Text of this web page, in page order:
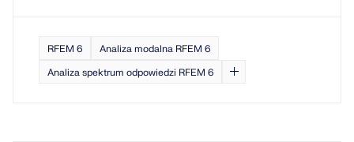
RFEM 6
Analiza modalna RFEM 6
Analiza spektrum odpowiedzi RFEM 6